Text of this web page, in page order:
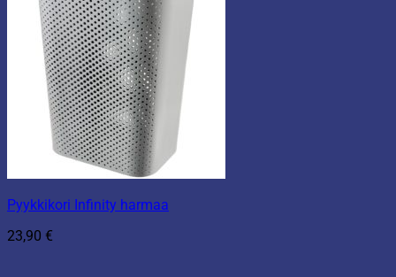
Pyykkikori Infinity harmaa
23,90 €